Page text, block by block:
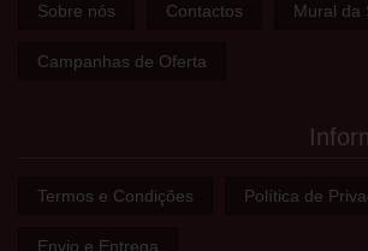
Sobre nós Contactos Mural da
Campanhas de Oferta
Termos e Condições Política de
Envio e Entrega